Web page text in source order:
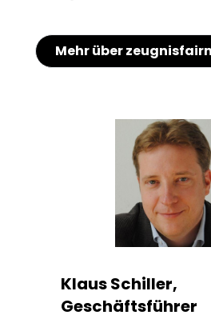
Mehr über
Klaus Schiller,
Geschäftsführer